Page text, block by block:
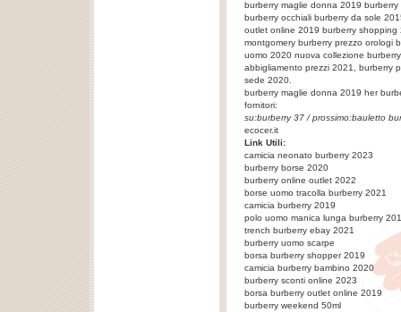
burberry maglie donna 2019
burberry occhiali burberry da sole
outlet online 2019 burberry shopping
montgomery burberry prezzo orologi
uomo 2020 nuova collezione
abbigliamento prezzi 2021, burberry
sede 2020.
burberry maglie donna 2019 her
fornitori:
su:burberry 37 / prossimo:bauletto
ecocer.it
Link Utili:
camicia neonato burberry 2023
burberry borse 2020
burberry online outlet 2022
borse uomo tracolla burberry 2021
camicia burberry 2019
polo uomo manica lunga burberry
trench burberry ebay 2021
burberry uomo scarpe
borsa burberry shopper 2019
camicia burberry bambino 2020
burberry sconti online 2023
borsa burberry outlet online 2019
burberry weekend 50ml